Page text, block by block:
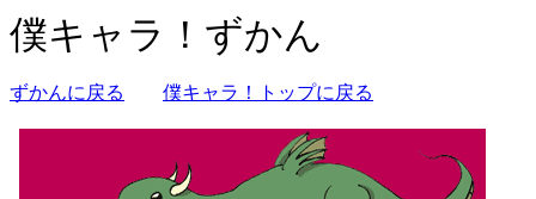
僕キャラ！ずかん
ずかんに戻る 僕キャラ！トップに戻る